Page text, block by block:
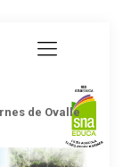
de Ovalle